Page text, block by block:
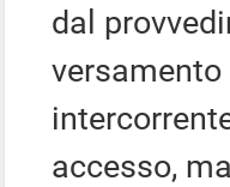
dal
accesso,